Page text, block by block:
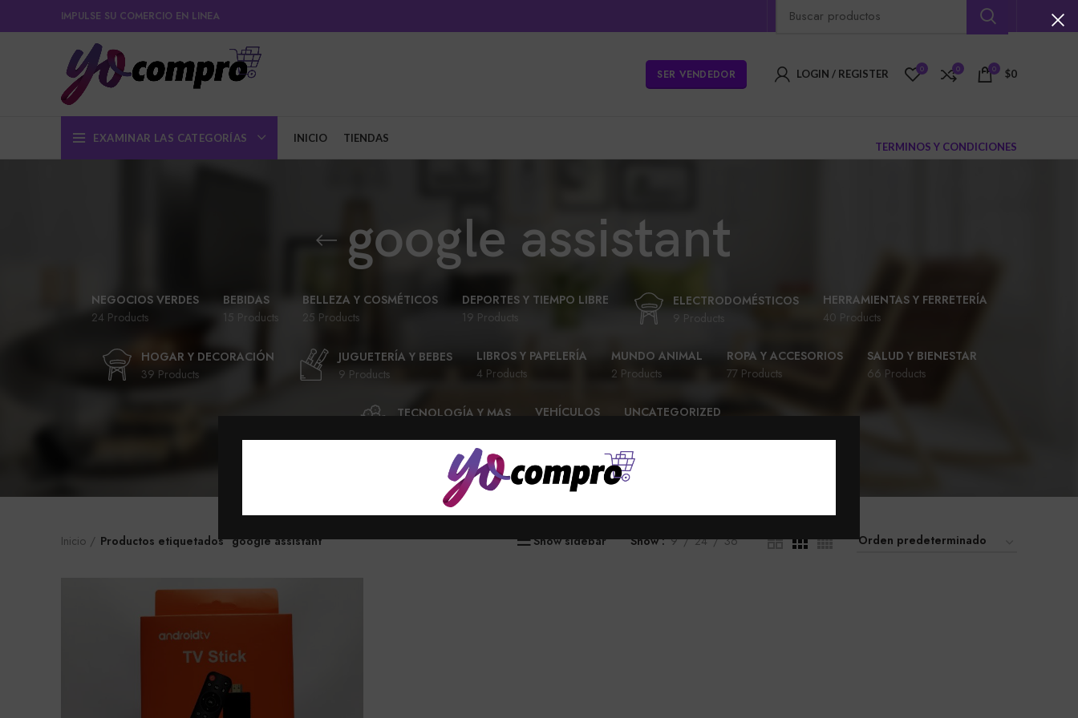
IMPULSE SU COMERCIO EN LINEA
SER VENDEDOR LOGIN / REGISTER 0 0 0 $0
EXAMINAR LAS CATEGORÍAS INICIO TIENDAS
TERMINOS Y CONDICIONES
google assistant
NEGOCIOS VERDES
24 Products
BEBIDAS
15 Products
BELLEZA Y COSMÉTICOS
25 Products
DEPORTES Y TIEMPO LIBRE
19 Products
ELECTRODOMÉSTICOS
9 Products
HERRAMIENTAS Y FERRETERÍA
40 Products
HOGAR Y DECORACIÓN
39 Products
JUGUETERÍA Y BEBES
9 Products
LIBROS Y PAPELERÍA
4 Products
MUNDO ANIMAL
2 Products
ROPA Y ACCESORIOS
77 Products
SALUD Y BIENESTAR
66 Products
TECNOLOGÍA Y MAS
VEHÍCULOS
UNCATEGORIZED
Inicio Productos etiquetados “google assistant” Show sidebar Show 9 24 36